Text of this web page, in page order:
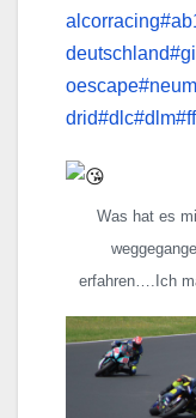
alcorracing
deutschland
oescape
drid#dlc#dlm
Was hat es
erfahren….Ich